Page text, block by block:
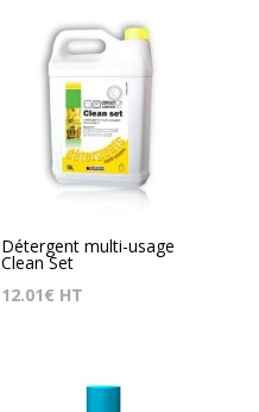
Détergent multi-usage
Clean Set
12.01€ HT